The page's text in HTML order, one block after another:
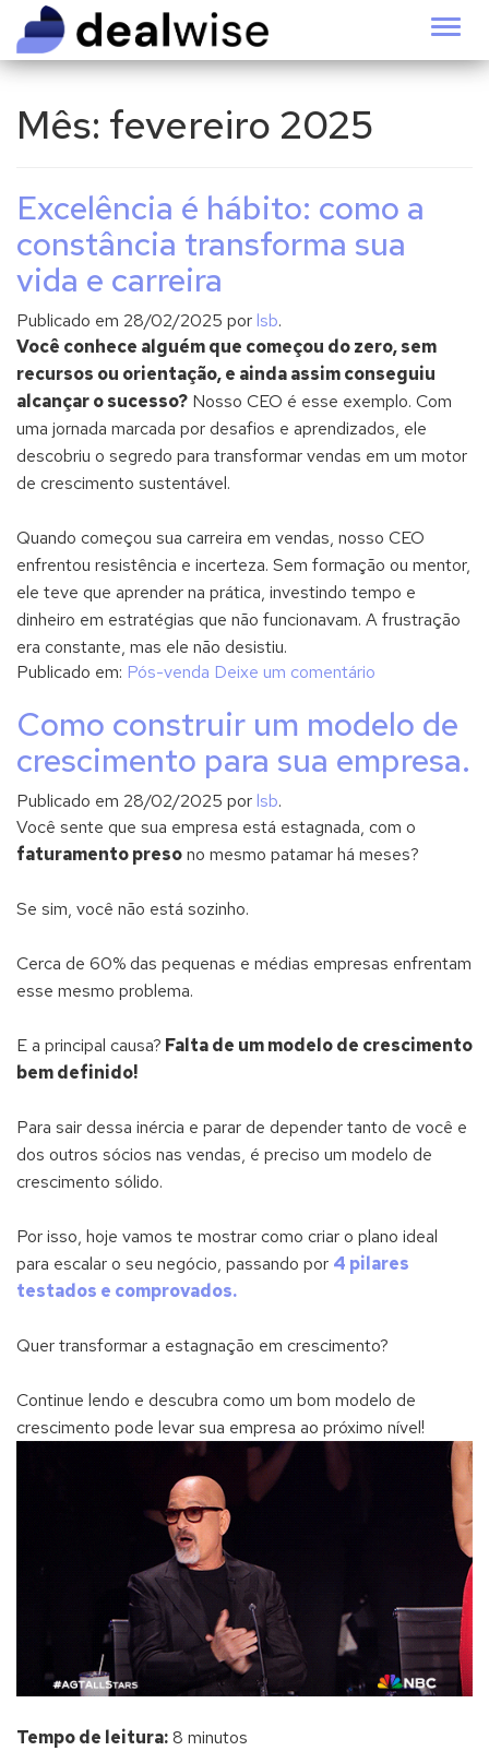
Mês: fevereiro 2025
Excelência é hábito: como a
constância transforma sua
vida e carreira
Publicado em 28/02/2025 por lsb.
Você conhece alguém que começou do zero, sem
recursos ou orientação, e ainda assim conseguiu
alcançar o sucesso? Nosso CEO é esse exemplo. Com
uma jornada marcada por desafios e aprendizados, ele
descobriu o segredo para transformar vendas em um motor
de crescimento sustentável.
Quando começou sua carreira em vendas, nosso CEO
enfrentou resistência e incerteza. Sem formação ou mentor,
ele teve que aprender na prática, investindo tempo e
dinheiro em estratégias que não funcionavam. A frustração
era constante, mas ele não desistiu.
Publicado em: Pós-venda Deixe um comentário
Como construir um modelo de
crescimento para sua empresa.
Publicado em 28/02/2025 por lsb.
Você sente que sua empresa está estagnada, com o
faturamento presono mesmo patamar há meses?
Se sim, você não está sozinho.
Cerca de 60% das pequenas e médias empresas enfrentam
esse mesmo problema.
E a principal causa? Falta de um modelo de crescimento
bem definido!
Para sair dessa inércia e parar de depender tanto de você e
dos outros sócios nas vendas, é preciso um modelo de
crescimento sólido.
Por isso, hoje vamos te mostrar como criar o plano ideal
para escalar o seu negócio, passando por 4 pilares
testados e comprovados.
Quer transformar a estagnação em crescimento?
Continue lendo e descubra como um bom modelo de
crescimento pode levar sua empresa ao próximo nível!
Tempo de leitura:8 minutos